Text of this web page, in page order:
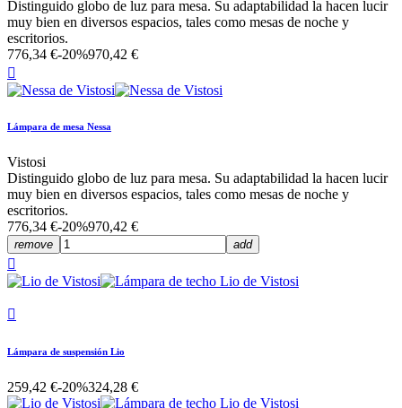
Distinguido globo de luz para mesa. Su adaptabilidad la hacen lucir
muy bien en diversos espacios, tales como mesas de noche y
escritorios.
776,34 €-20%970,42 €

Lámpara de mesa Nessa
Vistosi
Distinguido globo de luz para mesa. Su adaptabilidad la hacen lucir
muy bien en diversos espacios, tales como mesas de noche y
escritorios.
776,34 €-20%970,42 €
remove add


Lámpara de suspensión Lio
259,42 €-20%324,28 €